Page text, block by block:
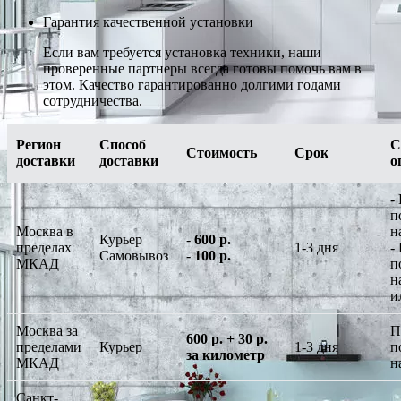
Гарантия качественной установки
Если вам требуется установка техники, наши
проверенные партнеры всегда готовы помочь вам в
этом. Качество гарантированно долгими годами
сотрудничества.
Регион
доставки
Способ
доставки
Стоимость Срок
Москва в
пределах
МКАД
Курьер
Самовывоз
-600 р.
-100 р.
1-3 дня
-
-
Москва за
пределами
МКАД
Курьер
600 р. + 30 р.
за километр
1-3 дня
Санкт-